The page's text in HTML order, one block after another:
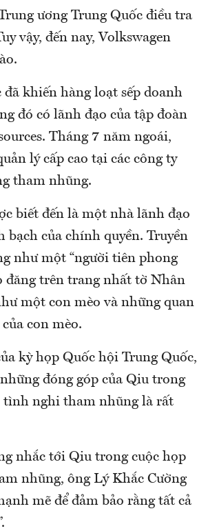
ương Trung Quốc điều tra
vậy, đến nay, Volkswagen
khiến hàng loạt sếp doanh
đó có lãnh đạo của tập đoàn
Tháng 7 năm ngoái,
lý cấp cao tại các công ty
tham nhũng.
biết đến là một nhà lãnh đạo
của chính quyền. Truyền
như một “người tiên phong
đăng trên trang nhất tờ Nhân
một con mèo và những quan
con mèo.
kỳ họp Quốc hội Trung Quốc,
đóng góp của Qiu trong
tình nghi tham nhũng là rất
nhắc tới Qiu trong cuộc họp
nhũng, ông Lý Khắc Cường
mẽ để đảm bảo rằng tất cả